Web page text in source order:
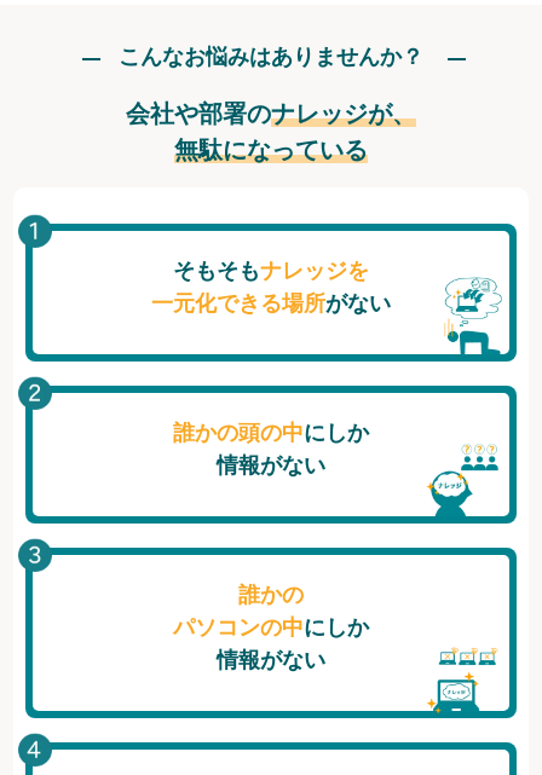
こんなお悩みはありませんか？
会社や部署のナレッジが、
無駄になっている
そもそもナレッジを
一元化できる場所がない
誰かの頭の中にしか
情報がない
誰かの
パソコンの中にしか
情報がない